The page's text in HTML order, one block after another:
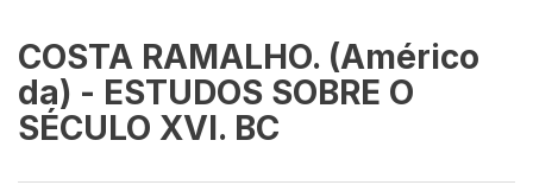
COSTA RAMALHO. (Américo
da) - ESTUDOS SOBRE O
SÉCULO XVI. BC